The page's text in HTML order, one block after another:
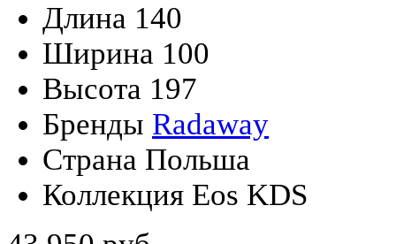
Длина 140
Ширина 100
Высота 197
Бренды Radaway
Страна Польша
Коллекция Eos KDS